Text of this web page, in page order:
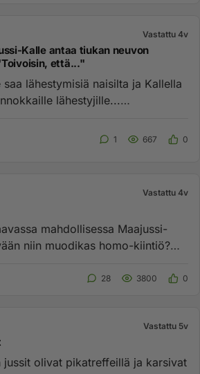
Vastattu 4v
Kalle antaa tiukan neuvon
että..."
lähestymisiä naisilta ja Kallella
lähestyjille...
1 667 0
Vastattu 4v
mahdollisessa Maajussi-
niin muodikas homo-kiintiö?
28 3800 0
Vastattu 5v
jussit olivat pikatreffeillä ja karsivat